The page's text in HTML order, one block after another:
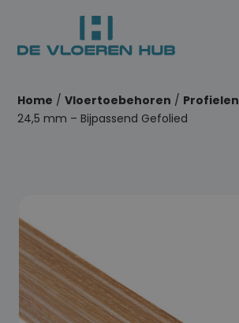
Home /Vloertoebehoren / Profielen
24,5 mm – Bijpassend Gefolied